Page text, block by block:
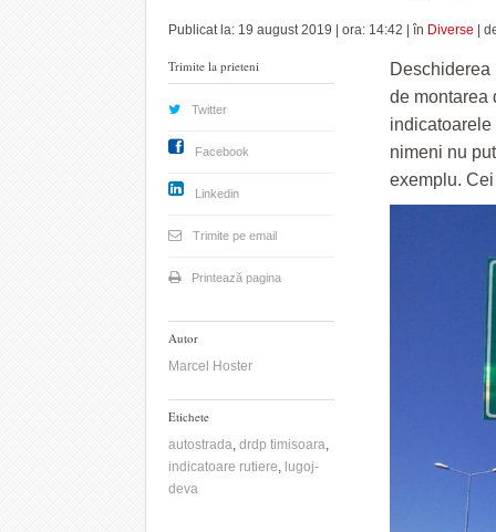
Publicat la: 19 august 2019 | ora: 14:42 | în Diverse |
Deschiderea
de montarea
indicatoarele
nimeni nu
exemplu.
Trimite la prieteni
Twitter
Facebook
Linkedin
Trimite pe email
Printează pagina
Autor
Marcel Hoster
Etichete
autostrada, drdp timisoara,
indicatoare rutiere, lugoj-
deva